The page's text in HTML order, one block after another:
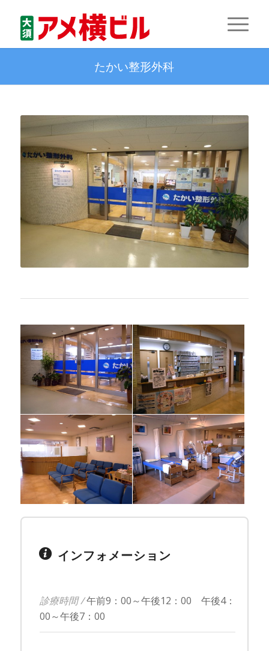
たかい整形外科
インフォメーション
診療時間 /午前9：00～午後12：00 午後4：
00～午後7：00